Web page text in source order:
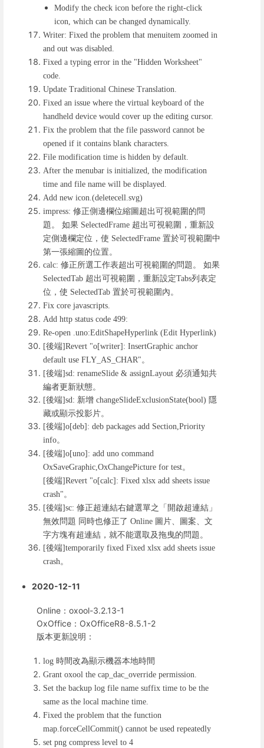
Modify the check icon before the right-click
icon, which can be changed dynamically.
Writer: Fixed the problem that menuitem zoomed in
and out was disabled.
Fixed a typing error in the "Hidden Worksheet"
code.
Update Traditional Chinese Translation.
Fixed an issue where the virtual keyboard of the
handheld device would cover up the editing cursor.
Fix the problem that the file password cannot be
opened if it contains blank characters.
File modification time is hidden by default.
After the menubar is initialized, the modification
time and file name will be displayed.
Add new icon.(deletecell.svg)
impress:修正側邊欄位縮圖超出可視範圍的問
題。 如果 SelectedFrame 超出可視範圍，重新設
定側邊欄定位，使 SelectedFrame置於可視範圍中
第一張縮圖的位置。
calc:修正所選工作表超出可視範圍的問題。 如果
SelectedTab 超出可視範圍，重新設定Tabs列表定
位，使 SelectedTab置於可視範圍內。
Fix core javascripts.
Add http status code 499:
Re-open .uno:EditShapeHyperlink (Edit Hyperlink)
[後端]Revert "o[writer]: InsertGraphic anchor
default use FLY_AS_CHAR" 。
[後端]sd: renameSlide & assignLayout 必須通知共
編者更新狀態。
[後端]sd: 新增changeSlideExclusionState(bool) 隱
藏或顯示投影片。
[後端]o[deb]: deb packages add Section,Priority
info。
[後端]o[uno]: add uno command
OxSaveGraphic,OxChangePicture for test。
[後端]Revert "o[calc]: Fixed xlsx add sheets issue
crash" 。
[後端]sc:修正超連結右鍵選單之「開啟超連結」
無效問題 同時也修正了Online 圖片、圖案、文
字方塊有超連結，就不能選取及拖曳的問題。
[後端]temporarily fixed Fixed xlsx add sheets issue
crash。
2020-12-11
Online：oxool-3.2.13-1
OxOffice：OxOfficeR8-8.5.1-2
版本更新說明：
log 時間改為顯示機器本地時間
Grant oxool the cap_dac_override permission.
Set the backup log file name suffix time to be the
same as the local machine time.
Fixed the problem that the function
map.forceCellCommit() cannot be used repeatedly
set png compress level to 4